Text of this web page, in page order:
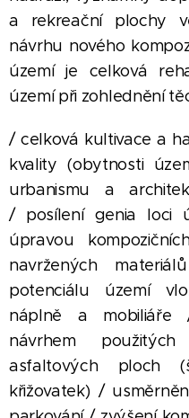
a rekreační plochy
návrhu nového
území je celková
území při zohlednění
/ celková kultivace a
kvality (obytnosti
urbanismu a
/ posílení genia loci
úpravou
navržených
potenciálu území
náplně a mobiliáře
návrhem
asfaltových ploch
křižovatek) /